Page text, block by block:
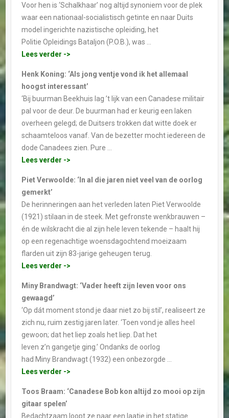
Voor hen is ‘Schalkhaar’ nog altijd synoniem voor de plek
waar een nationaal-socialistisch getinte en naar Duits
model ingerichte nazistische opleiding, het
Politie Opleidings Bataljon (P.O.B.), was …
Lees verder ->
Henk Koning: ‘Als jong ventje vond ik het allemaal
hoogst interessant’
‘Bij buurman Beekhuis lag ’t lijk van een Canadese militair
pal voor de deur. De buurman had er keurig een laken
overheen gelegd; de Duitsers trokken dat witte doek er
schaamteloos vanaf. Van de bezetter mocht iedereen de
dode Canadees zien. Pure …
Lees verder ->
Piet Verwoolde: ‘In al die jaren niet veel van de oorlog
gemerkt’
De herinneringen aan het verleden laten Piet Verwoolde
(1921) stilaan in de steek. Met gefronste wenkbrauwen –
én de wilskracht die al zijn hele leven tekende – haalt hij
op een regenachtige woensdagochtend moeizaam
flarden uit zijn 83-jarige geheugen terug.
Lees verder ->
Miny Brandwagt: ‘Vader heeft zijn leven voor ons
gewaagd’
‘Op dát moment stond je daar niet zo bij stil’, realiseert ze
zich nu, ruim zestig jaren later. ‘Toen vond je alles heel
gewoon; dat het liep zoals het liep. Dat het
leven z’n gangetje ging.’ Ondanks de oorlog
had Miny Brandwagt (1932) een onbezorgde …
Lees verder ->
Toos Braam: ‘Canadese Bob kon altijd zo mooi op zijn
gitaar spelen’
Bedachtzaam loopt ze naar een laatje in het statige